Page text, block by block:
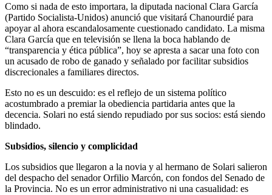
Como si nada de esto importara, la diputada nacional Clara García
(Partido Socialista-Unidos) anunció que visitará Chanourdié para
apoyar al ahora escandalosamente cuestionado candidato. La misma
Clara García que en televisión se llena la boca hablando de
“transparencia y ética pública”, hoy se apresta a sacar una foto con
un acusado de robo de ganado y señalado por facilitar subsidios
discrecionales a familiares directos.
Esto no es un descuido: es el reflejo de un sistema político
acostumbrado a premiar la obediencia partidaria antes que la
decencia. Solari no está siendo repudiado por sus socios: está siendo
blindado.
Subsidios, silencio y complicidad
Los subsidios que llegaron a la novia y al hermano de Solari salieron
del despacho del senador Orfilio Marcón, con fondos del Senado de
la Provincia. No es un error administrativo ni una casualidad: es